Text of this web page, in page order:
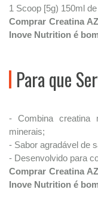
1 Scoop [5g) 150ml
Comprar Creatina
Inove Nutrition é
Para que
- Combina creatina
minerais;
- Sabor agradável de
- Desenvolvido para
Comprar Creatina
Inove Nutrition é